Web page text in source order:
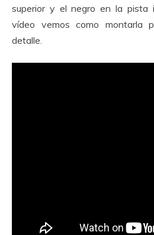
superior y el negro en la pista
vídeo vemos como montarla
detalle.